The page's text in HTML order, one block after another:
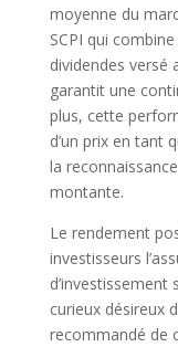
moyenne du
SCPI qui
dividendes versé
garantit une
plus, cette
d’un prix en tant
la
montante.
Le rendement
investisseurs
curieux désireux
recommandé de